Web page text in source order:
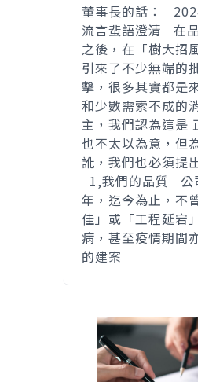
董事長的話：
流言蜚語澄清 在
之後，在「樹大招
引來了不少無端的
擊，很多其實都是
和少數需索不成的
主，我們認為這是
也不太以為意，但
訛，我們也必須提
1,我們的品質 公
年，迄今為止，不
佳」或「工程延宕
病，甚至疫情期間
的建案